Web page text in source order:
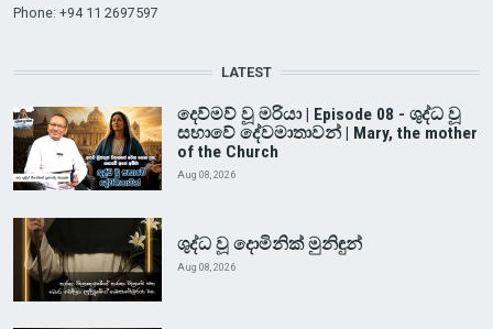
Phone: +94 11 2697597
LATEST
දෙව්මව් වූ මරියා | Episode 08 - ශුද්ධ වූ
සභාවේ දේවමාතාවන් | Mary, the mother
of the Church
Aug 08, 2026
ශුද්ධ වූ දොමිනික් මුනිඳුන්
Aug 08, 2026